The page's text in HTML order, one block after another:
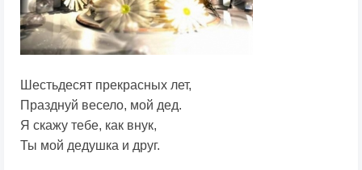
Шестьдесят прекрасных лет,
Празднуй весело, мой дед.
Я скажу тебе, как внук,
Ты мой дедушка и друг.